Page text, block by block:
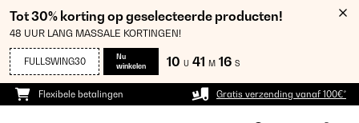
Tot 30% korting op geselecteerde producten!
48 UUR LANG MASSALE KORTINGEN!
FULLSWING30
Nu
winkelen
10 U 41 M 15 S
Flexibele betalingen Gratis verzending vanaf 100€*